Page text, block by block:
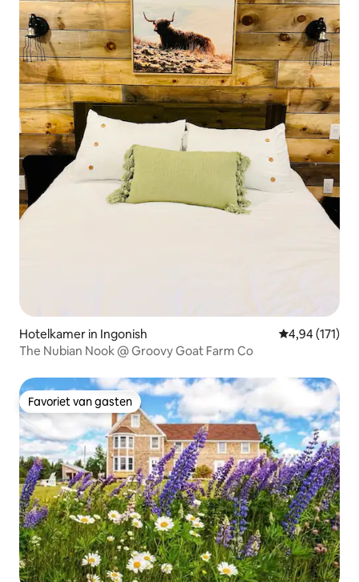
Hotelkamer in Ingonish Gemiddelde
4,94 (171)
The Nubian Nook @ Groovy Goat Farm Co
Favoriet van gasten
Favoriet van gasten